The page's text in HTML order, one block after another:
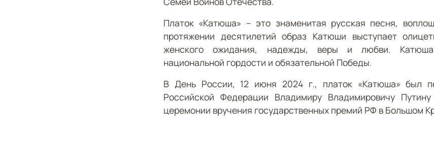
Платок «Катюша» – это знаменитая русская песня,
протяжении десятилетий образ Катюши выступает
женского ожидания, надежды, веры и любви.
национальной гордости и обязательной Победы.
В День России, 12 июня 2024 г., платок «Катюша» был
Российской Федерации Владимиру Владимировичу
церемонии вручения государственных премий РФ в Большом